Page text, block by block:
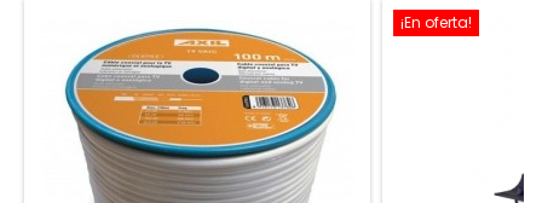
¡En oferta!